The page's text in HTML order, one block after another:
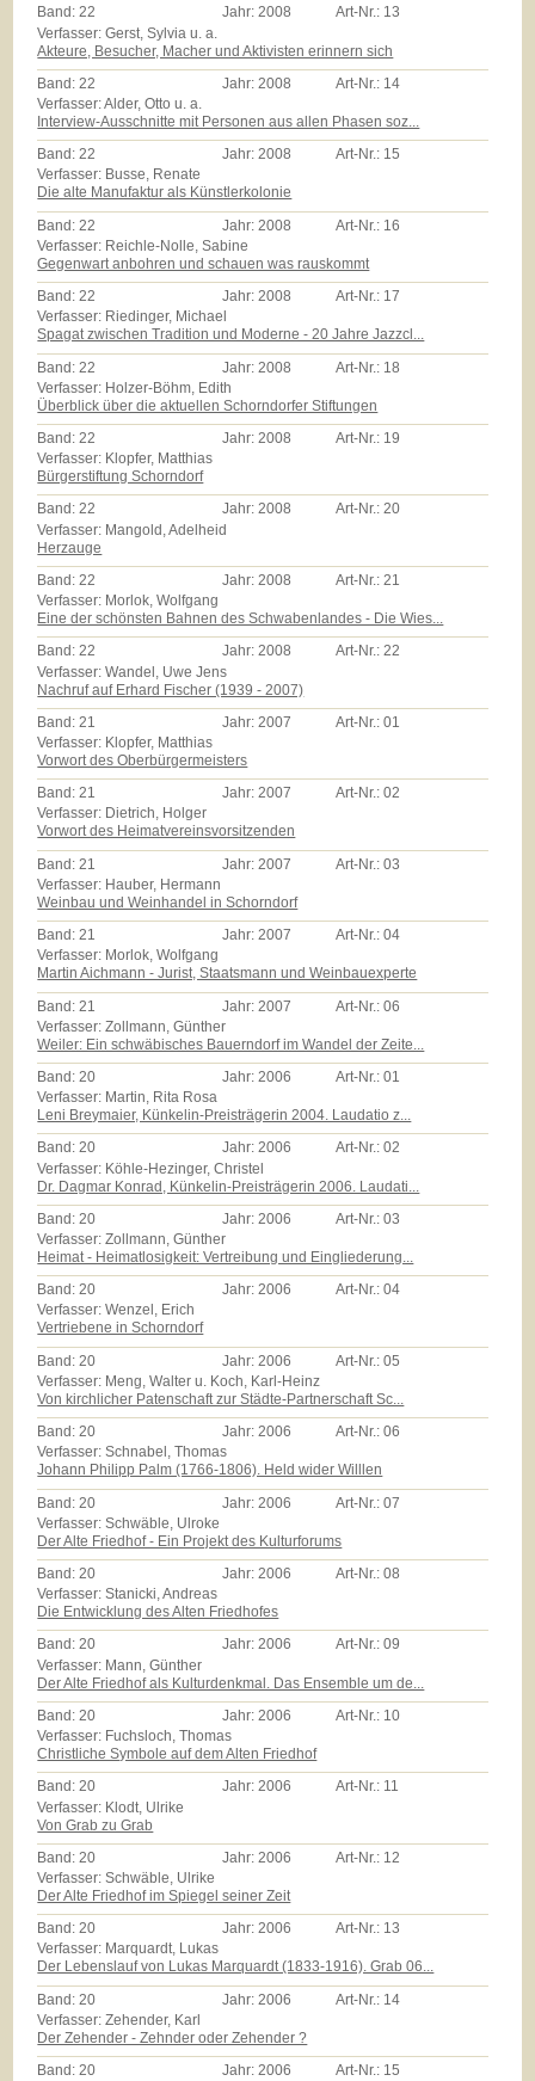
Band:22 Jahr:2008 Art-Nr.: 13
Verfasser: Gerst, Sylvia u. a.
Akteure, Besucher, Macher und Aktivisten erinnern sich
Band:22 Jahr:2008 Art-Nr.: 14
Verfasser: Alder, Otto u. a.
Interview-Ausschnitte mit Personen aus allen Phasen soz...
Band:22 Jahr:2008 Art-Nr.: 15
Verfasser: Busse, Renate
Die alte Manufaktur als Künstlerkolonie
Band: 22 Jahr: 2008 Art-Nr.: 16
Verfasser: Reichle-Nolle, Sabine
Gegenwart anbohren und schauen was rauskommt
Band:22 Jahr:2008 Art-Nr.: 17
Verfasser: Riedinger, Michael
Spagat zwischen Tradition und Moderne - 20 Jahre Jazzcl...
Band: 22 Jahr: 2008 Art-Nr.: 18
Verfasser: Holzer-Böhm, Edith
Überblick über die aktuellen Schorndorfer Stiftungen
Band:22 Jahr:2008 Art-Nr.: 19
Verfasser: Klopfer, Matthias
Bürgerstiftung Schorndorf
Band:22 Jahr:2008 Art-Nr.:20
Verfasser: Mangold, Adelheid
Herzauge
Band:22 Jahr:2008 Art-Nr.:21
Verfasser: Morlok, Wolfgang
Eine der schönsten Bahnen des Schwabenlandes - Die Wies...
Band:22 Jahr:2008 Art-Nr.:22
Verfasser: Wandel, Uwe Jens
Nachruf auf Erhard Fischer (1939 - 2007)
Band: 21 Jahr: 2007 Art-Nr.:01
Verfasser: Klopfer, Matthias
Vorwort des Oberbürgermeisters
Band:21 Jahr:2007 Art-Nr.:02
Verfasser: Dietrich, Holger
Vorwort des Heimatvereinsvorsitzenden
Band: 21 Jahr: 2007 Art-Nr.:03
Verfasser: Hauber, Hermann
Weinbau und Weinhandel in Schorndorf
Band:21 Jahr:2007 Art-Nr.:04
Verfasser: Morlok, Wolfgang
Martin Aichmann - Jurist, Staatsmann und Weinbauexperte
Band: 21 Jahr: 2007 Art-Nr.:06
Verfasser: Zollmann, Günther
Weiler: Ein schwäbisches Bauerndorf im Wandel der Zeite...
Band:20 Jahr:2006 Art-Nr.:01
Verfasser: Martin, Rita Rosa
Leni Breymaier, Künkelin-Preisträgerin 2004. Laudatio z...
Band:20 Jahr:2006 Art-Nr.:02
Verfasser: Köhle-Hezinger, Christel
Dr. Dagmar Konrad, Künkelin-Preisträgerin 2006. Laudati...
Band:20 Jahr:2006 Art-Nr.:03
Verfasser: Zollmann, Günther
Heimat - Heimatlosigkeit: Vertreibung und Eingliederung...
Band:20 Jahr:2006 Art-Nr.:04
Verfasser: Wenzel, Erich
Vertriebene in Schorndorf
Band: 20 Jahr: 2006 Art-Nr.:05
Verfasser: Meng, Walter u. Koch, Karl-Heinz
Von kirchlicher Patenschaft zur Städte-Partnerschaft Sc...
Band:20 Jahr:2006 Art-Nr.:06
Verfasser: Schnabel, Thomas
Johann Philipp Palm (1766-1806). Held wider Willlen
Band: 20 Jahr: 2006 Art-Nr.:07
Verfasser: Schwäble, Ulroke
Der Alte Friedhof - Ein Projekt des Kulturforums
Band:20 Jahr:2006 Art-Nr.:08
Verfasser: Stanicki, Andreas
Die Entwicklung des Alten Friedhofes
Band:20 Jahr:2006 Art-Nr.:09
Verfasser: Mann, Günther
Der Alte Friedhof als Kulturdenkmal. Das Ensemble um de...
Band:20 Jahr:2006 Art-Nr.: 10
Verfasser: Fuchsloch, Thomas
Christliche Symbole auf dem Alten Friedhof
Band:20 Jahr:2006 Art-Nr.: 11
Verfasser: Klodt, Ulrike
Von Grab zu Grab
Band: 20 Jahr: 2006 Art-Nr.: 12
Verfasser: Schwäble, Ulrike
Der Alte Friedhof im Spiegel seiner Zeit
Band:20 Jahr:2006 Art-Nr.: 13
Verfasser: Marquardt, Lukas
Der Lebenslauf von Lukas Marquardt (1833-1916). Grab 06...
Band: 20 Jahr: 2006 Art-Nr.: 14
Verfasser: Zehender, Karl
Der Zehender - Zehnder oder Zehender ?
Band:20 Jahr:2006 Art-Nr.: 15